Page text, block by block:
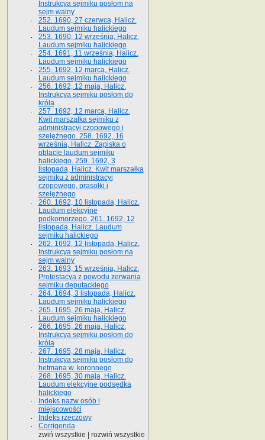
Instrukcya sejmiku posłom na
sejm walny
252. 1690, 27 czerwca, Halicz.
Laudum sejmiku halickiego
253. 1690, 12 września, Halicz.
Laudum sejmiku halickiego
254. 1691, 11 września, Halicz.
Laudum sejmiku halickiego
255. 1692, 12 marca, Halicz.
Laudum sejmiku halickiego
256. 1692, 12 maja, Halicz.
Instrukcya sejmiku posłom do
króla
257. 1692, 12 marca, Halicz.
Kwit marszałka sejmiku z
administracyi czopowego i
szelężnego. 258. 1692, 16
września, Halicz. Zapiska o
oblacie laudum sejmiku
halickiego. 259. 1692, 3
listopada, Halicz. Kwit marszałka
sejmiku z administracyi
czopowego, prasołki i
szelężnego
260. 1692, 10 listopada, Halicz.
Laudum elekcyjne
podkomorzego. 261. 1692, 12
listopada, Halicz. Laudum
sejmiku halickiego
262. 1692, 12 listopada, Halicz.
Instrukcya sejmiku posłom na
sejm walny
263. 1693, 15 września, Halicz.
Protestacya z powodu zerwania
sejmiku deputackiego
264. 1694, 3 listopada, Halicz.
Laudum sejmiku halickiego
265. 1695, 26 maja, Halicz.
Laudum sejmiku halickiego
266. 1695, 26 maja, Halicz.
Instrukcya sejmiku posłom do
króla
267. 1695, 28 maja, Halicz.
Instrukcya sejmiku posłom do
hetmana w. koronnego
268. 1695, 30 maja, Halicz.
Laudum elekcyjne podsędka
halickiego
Indeks nazw osób i
miejscowości
Indeks rzeczowy
Corrigenda
zwiń wszystkie
rozwiń wszystkie